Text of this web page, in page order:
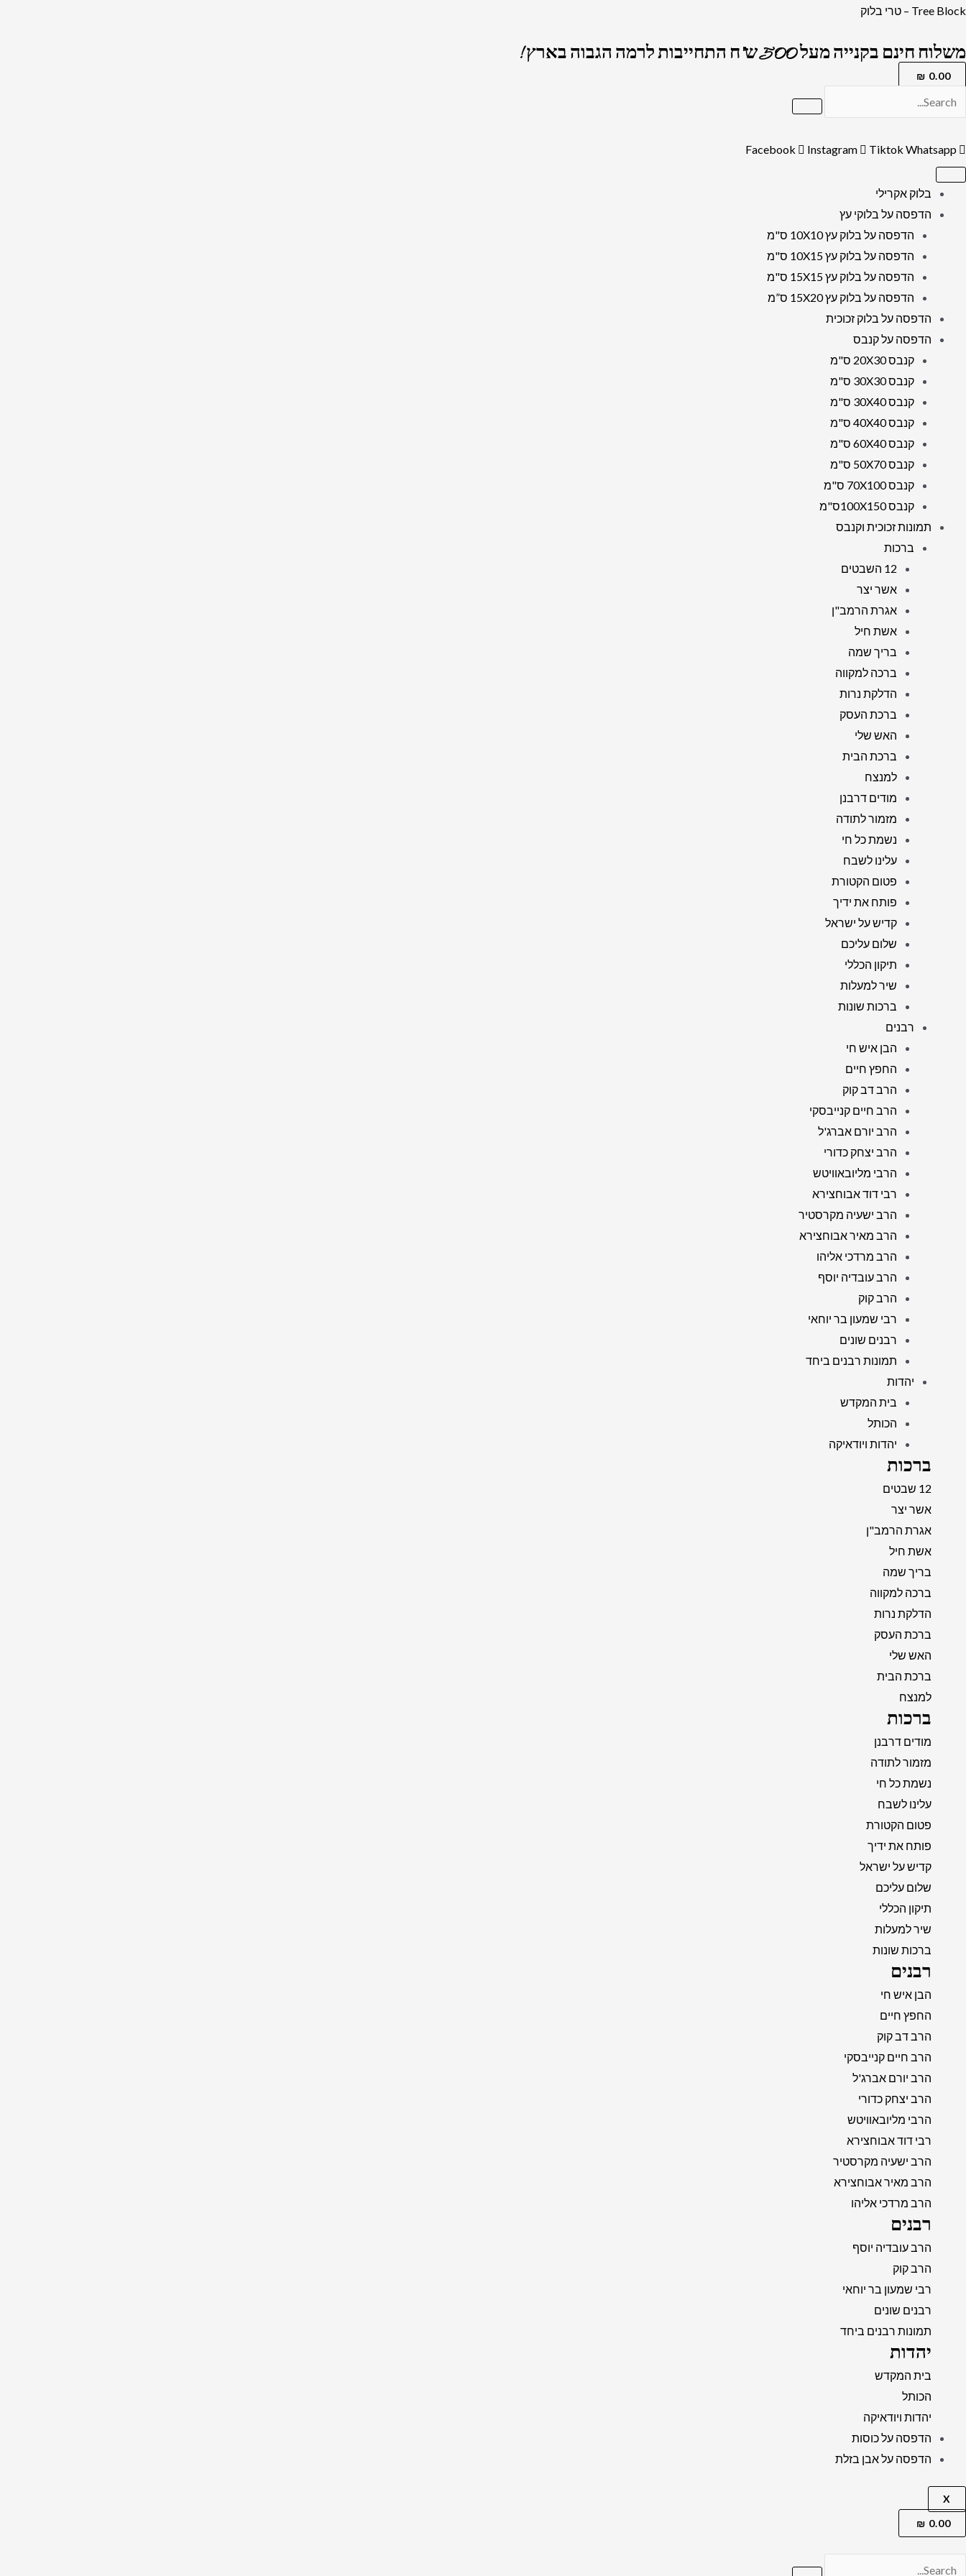
דילוג
Tree Block – טרי בלוק
משלוח חינם בקנייה מעל 500 ש"ח התחייבות לרמה הגבוה בארץ !
0.00
₪
Facebook Instagram Tiktok Whatsapp
בלוק אקרילי
הדפסה על בלוקי עץ
הדפסה על בלוק עץ 10X10 ס"מ
הדפסה על בלוק עץ 10X15 ס"מ
הדפסה על בלוק עץ 15X15 ס"מ
הדפסה על בלוק עץ 15X20 ס”מ
הדפסה על בלוק זכוכית
הדפסה על קנבס
קנבס 20X30 ס"מ
קנבס 30X30 ס"מ
קנבס 30X40 ס"מ
קנבס 40X40 ס"מ
קנבס 60X40 ס"מ
קנבס 50X70 ס"מ
קנבס 70X100 ס"מ
קנבס 100X150ס"מ
תמונות זכוכית וקנבס
ברכות
12 השבטים
אשר יצר
אגרת הרמב"ן
אשת חיל
בריך שמה
ברכה למקווה
הדלקת נרות
ברכת העסק
האש שלי
ברכת הבית
למנצח
מודים דרבנן
מזמור לתודה
נשמת כל חי
עלינו לשבח
פטום הקטורת
פותח את ידיך
קדיש על ישראל
שלום עליכם
תיקון הכללי
שיר למעלות
ברכות שונות
רבנים
הבן איש חי
החפץ חיים
הרב דב קוק
הרב חיים קנייבסקי
הרב יורם אברג'ל
הרב יצחק כדורי
הרבי מליובאוויטש
רבי דוד אבוחצירא
הרב ישעיה מקרסטיר
הרב מאיר אבוחצירא
הרב מרדכי אליהו
הרב עובדיה יוסף
הרב קוק
רבי שמעון בר יוחאי
רבנים שונים
תמונות רבנים ביחד
יהדות
בית המקדש
הכותל
יהדות ויודאיקה
ברכות
12 שבטים
אשר יצר
אגרת הרמב"ן
אשת חיל
בריך שמה
ברכה למקווה
הדלקת נרות
ברכת העסק
האש שלי
ברכת הבית
למנצח
ברכות
מודים דרבנן
מזמור לתודה
נשמת כל חי
עלינו לשבח
פטום הקטורת
פותח את ידיך
קדיש על ישראל
שלום עליכם
תיקון הכללי
שיר למעלות
ברכות שונות
רבנים
הבן איש חי
החפץ חיים
הרב דב קוק
הרב חיים קנייבסקי
הרב יורם אברג'ל
הרב יצחק כדורי
הרבי מליובאוויטש
רבי דוד אבוחצירא
הרב ישעיה מקרסטיר
הרב מאיר אבוחצירא
הרב מרדכי אליהו
רבנים
הרב עובדיה יוסף
הרב קוק
רבי שמעון בר יוחאי
רבנים שונים
תמונות רבנים ביחד
יהדות
בית המקדש
הכותל
יהדות ויודאיקה
הדפסה על כוסות
הדפסה על אבן בזלת
X
0.00
₪
כמות
2055
יהדות
משה
בקריעת
ים
סוף
להדפסה
על
קנבס
או
זכוכית